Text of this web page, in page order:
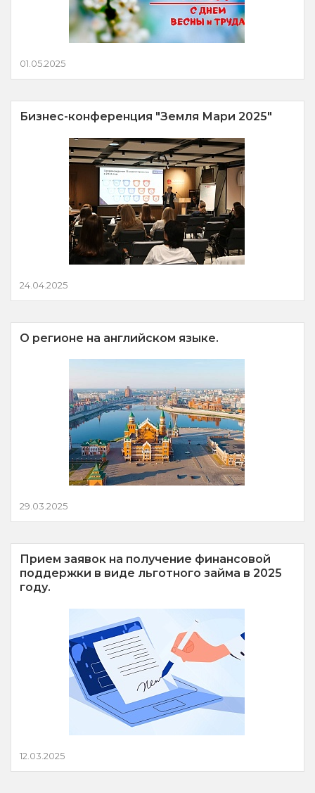
01.05.2025
Бизнес-конференция "Земля Мари 2025"
24.04.2025
О регионе на английском языке.
29.03.2025
Прием заявок на получение финансовой
поддержки в виде льготного займа в 2025
году.
12.03.2025